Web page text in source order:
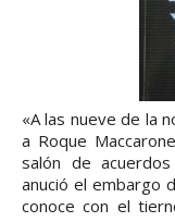
«A las nueve de la
a Roque
salón de
anució el embargo
conoce con el